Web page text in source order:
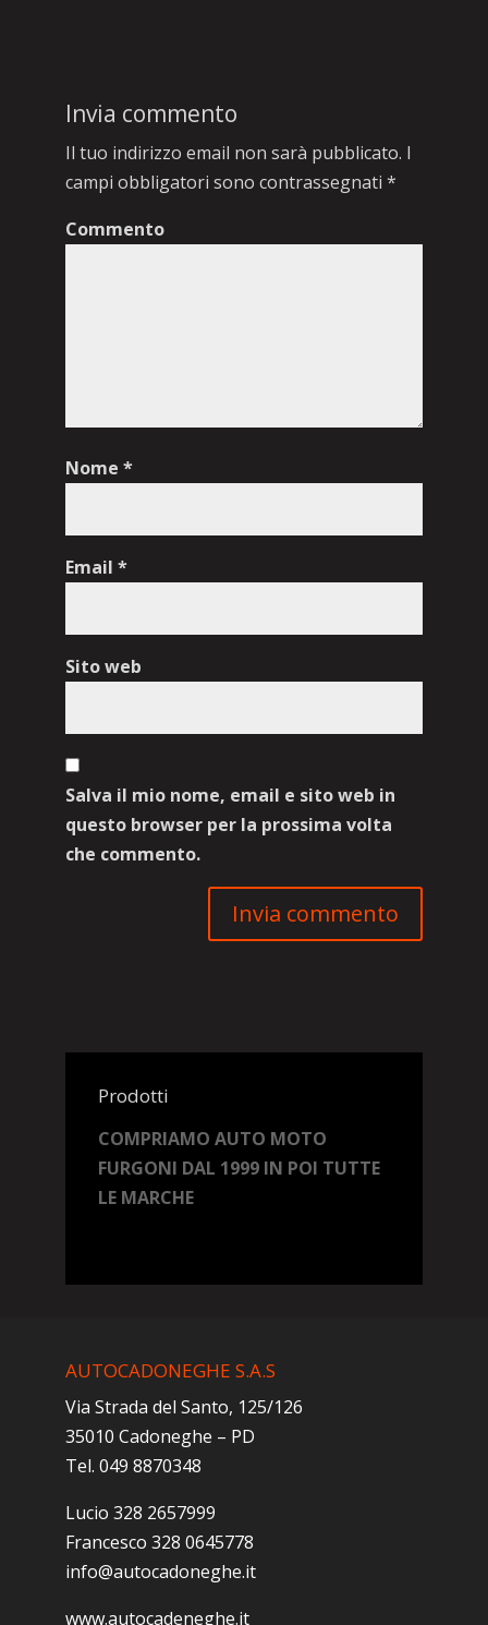
Invia commento
Il tuo indirizzo email non sarà pubblicato. I
campi obbligatori sono contrassegnati *
Commento
Nome *
Email *
Sito web
Salva il mio nome, email e sito web in
questo browser per la prossima volta
che commento.
Prodotti
COMPRIAMO AUTO MOTO
FURGONI DAL 1999 IN POI TUTTE
LE MARCHE
AUTOCADONEGHE S.A.S
Via Strada del Santo, 125/126
35010 Cadoneghe – PD
Tel. 049 8870348
Lucio 328 2657999
Francesco 328 0645778
info@autocadoneghe.it
www.autocadeneghe.it